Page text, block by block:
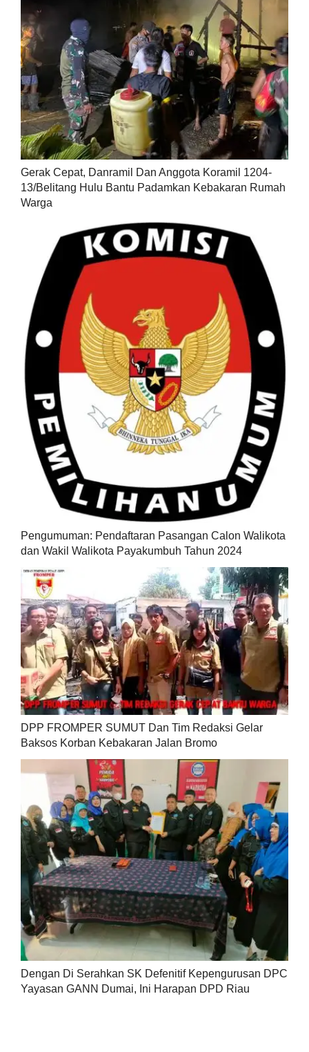
Gerak Cepat, Danramil Dan Anggota Koramil 1204-
13/Belitang Hulu Bantu Padamkan Kebakaran Rumah
Warga
Pengumuman: Pendaftaran Pasangan Calon Walikota
dan Wakil Walikota Payakumbuh Tahun 2024
DPP FROMPER SUMUT Dan Tim Redaksi Gelar
Baksos Korban Kebakaran Jalan Bromo
Dengan Di Serahkan SK Defenitif Kepengurusan DPC
Yayasan GANN Dumai, Ini Harapan DPD Riau